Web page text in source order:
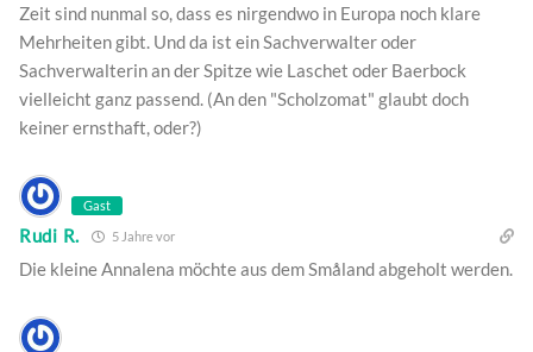
Zeit sind nunmal so, dass es nirgendwo in Europa noch klare
Mehrheiten gibt. Und da ist ein Sachverwalter oder
Sachverwalterin an der Spitze wie Laschet oder Baerbock
vielleicht ganz passend. (An den "Scholzomat" glaubt doch
keiner ernsthaft, oder?)
Gast
Rudi R. 5 Jahre vor
Die kleine Annalena möchte aus dem Småland abgeholt werden.